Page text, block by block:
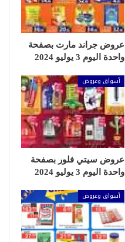
عروض جراند مارت بصفحة
واحدة اليوم 3 يوليو 2024
أسواق وعروض
عروض سيتي فلور بصفحة
واحدة اليوم 3 يوليو 2024
أسواق وعروض